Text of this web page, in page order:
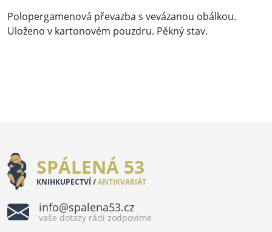
Polopergamenová převazba s vevázanou obálkou.
Uloženo v kartonovém pouzdru. Pěkný stav.
SPÁLENÁ 53
KNIHKUPECTVÍ /ANTIKVARIÁT
info@spalena53.cz
vaše dotazy rádi zodpovíme